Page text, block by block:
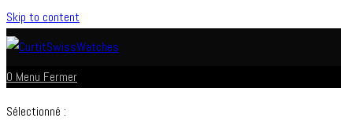
Skip to content
0 Menu Fermer
Sélectionné :